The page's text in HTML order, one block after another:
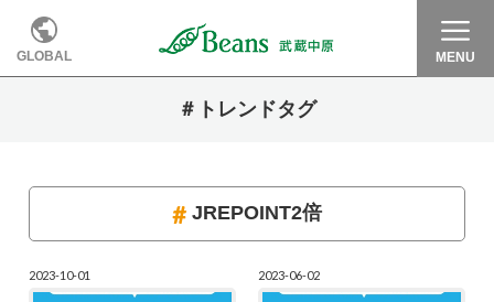
GLOBAL MENU
＃トレンドタグ
JREPOINT2倍
2023-10-01 2023-06-02